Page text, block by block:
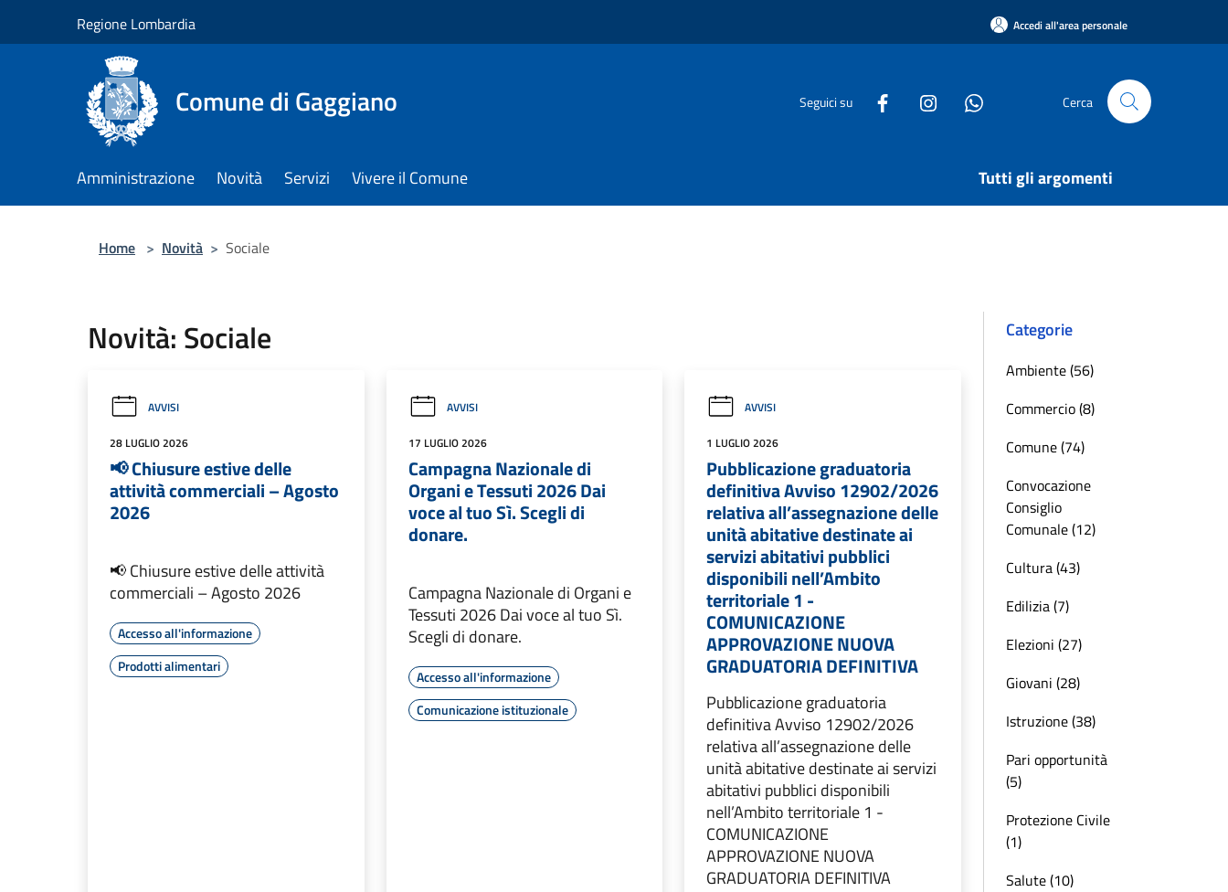
Regione Lombardia Accedi all'area personale
Comune di Gaggiano Seguici su Cerca
Amministrazione Novità Servizi Vivere il Comune Tutti gli argomenti
Home > Novità > Sociale
Novità: Sociale
AVVISI
28 LUGLIO 2026
📢 Chiusure estive delle
attività commerciali – Agosto
2026
📢 Chiusure estive delle attività
commerciali – Agosto 2026
Accesso all'informazione
Prodotti alimentari
AVVISI
17 LUGLIO 2026
Campagna Nazionale di
Organi e Tessuti 2026 Dai
voce al tuo Sì. Scegli di
donare.
Campagna Nazionale di Organi e
Tessuti 2026 Dai voce al tuo Sì.
Scegli di donare.
Accesso all'informazione
Comunicazione istituzionale
AVVISI
1 LUGLIO 2026
Pubblicazione graduatoria
definitiva Avviso 12902/2026
relativa all’assegnazione delle
unità abitative destinate ai
servizi abitativi pubblici
disponibili nell’Ambito
territoriale 1 -
COMUNICAZIONE
APPROVAZIONE NUOVA
GRADUATORIA DEFINITIVA
Pubblicazione graduatoria
definitiva Avviso 12902/2026
relativa all’assegnazione delle
unità abitative destinate ai servizi
abitativi pubblici disponibili
nell’Ambito territoriale 1 -
COMUNICAZIONE
APPROVAZIONE NUOVA
GRADUATORIA DEFINITIVA
Categorie
Ambiente (56)
Commercio (8)
Comune (74)
Convocazione
Consiglio
Comunale (12)
Cultura (43)
Edilizia (7)
Elezioni (27)
Giovani (28)
Istruzione (38)
Pari opportunità
(5)
Protezione Civile
(1)
Salute (10)